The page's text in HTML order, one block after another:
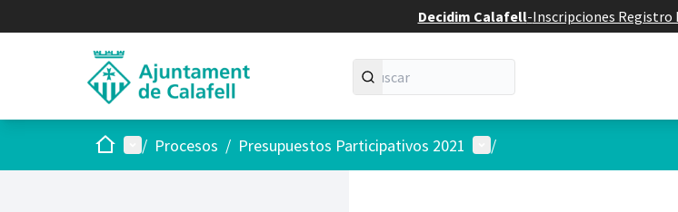
Decidim Calafell-Inscripciones Registro
InicioMenú principal
/ Procesos / Presupuestos Participativos 2021 Menú de usuario
/